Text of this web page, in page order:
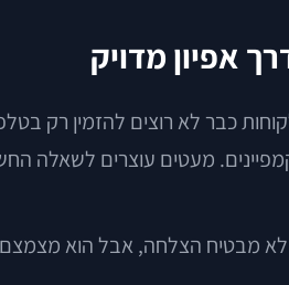
אפיון מדויק
כבר לא רוצים להזמין רק
מעטים עוצרים לשאלה
מבטיח הצלחה, אבל הוא מצמצם